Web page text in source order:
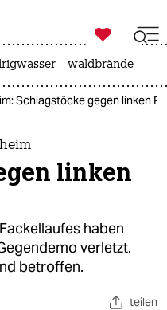

taz zahl ich
waldbrände
Schlagstöcke gegen linken
linken
haben
verletzt.
betroffen.
teilen